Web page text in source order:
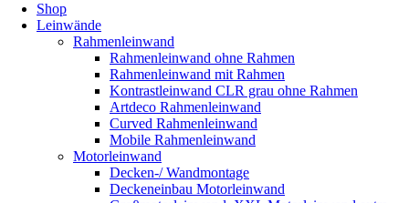
Shop
Leinwände
Rahmenleinwand
Rahmenleinwand ohne Rahmen
Rahmenleinwand mit Rahmen
Kontrastleinwand CLR grau ohne Rahmen
Artdeco Rahmenleinwand
Curved Rahmenleinwand
Mobile Rahmenleinwand
Motorleinwand
Decken-/ Wandmontage
Deckeneinbau Motorleinwand